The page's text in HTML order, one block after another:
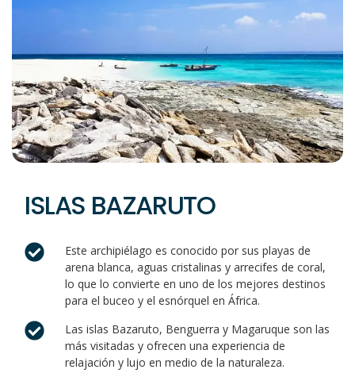
ISLAS BAZARUTO
Este archipiélago es conocido por sus playas de
arena blanca, aguas cristalinas y arrecifes de coral,
lo que lo convierte en uno de los mejores destinos
para el buceo y el esnórquel en África.
Las islas Bazaruto, Benguerra y Magaruque son las
más visitadas y ofrecen una experiencia de
relajación y lujo en medio de la naturaleza.